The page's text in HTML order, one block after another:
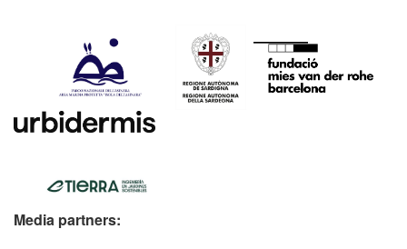
Media partners: